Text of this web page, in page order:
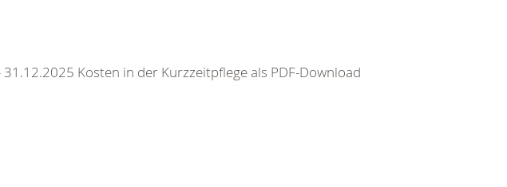
Kosten in der Kurzzeitpflege als PDF-Download